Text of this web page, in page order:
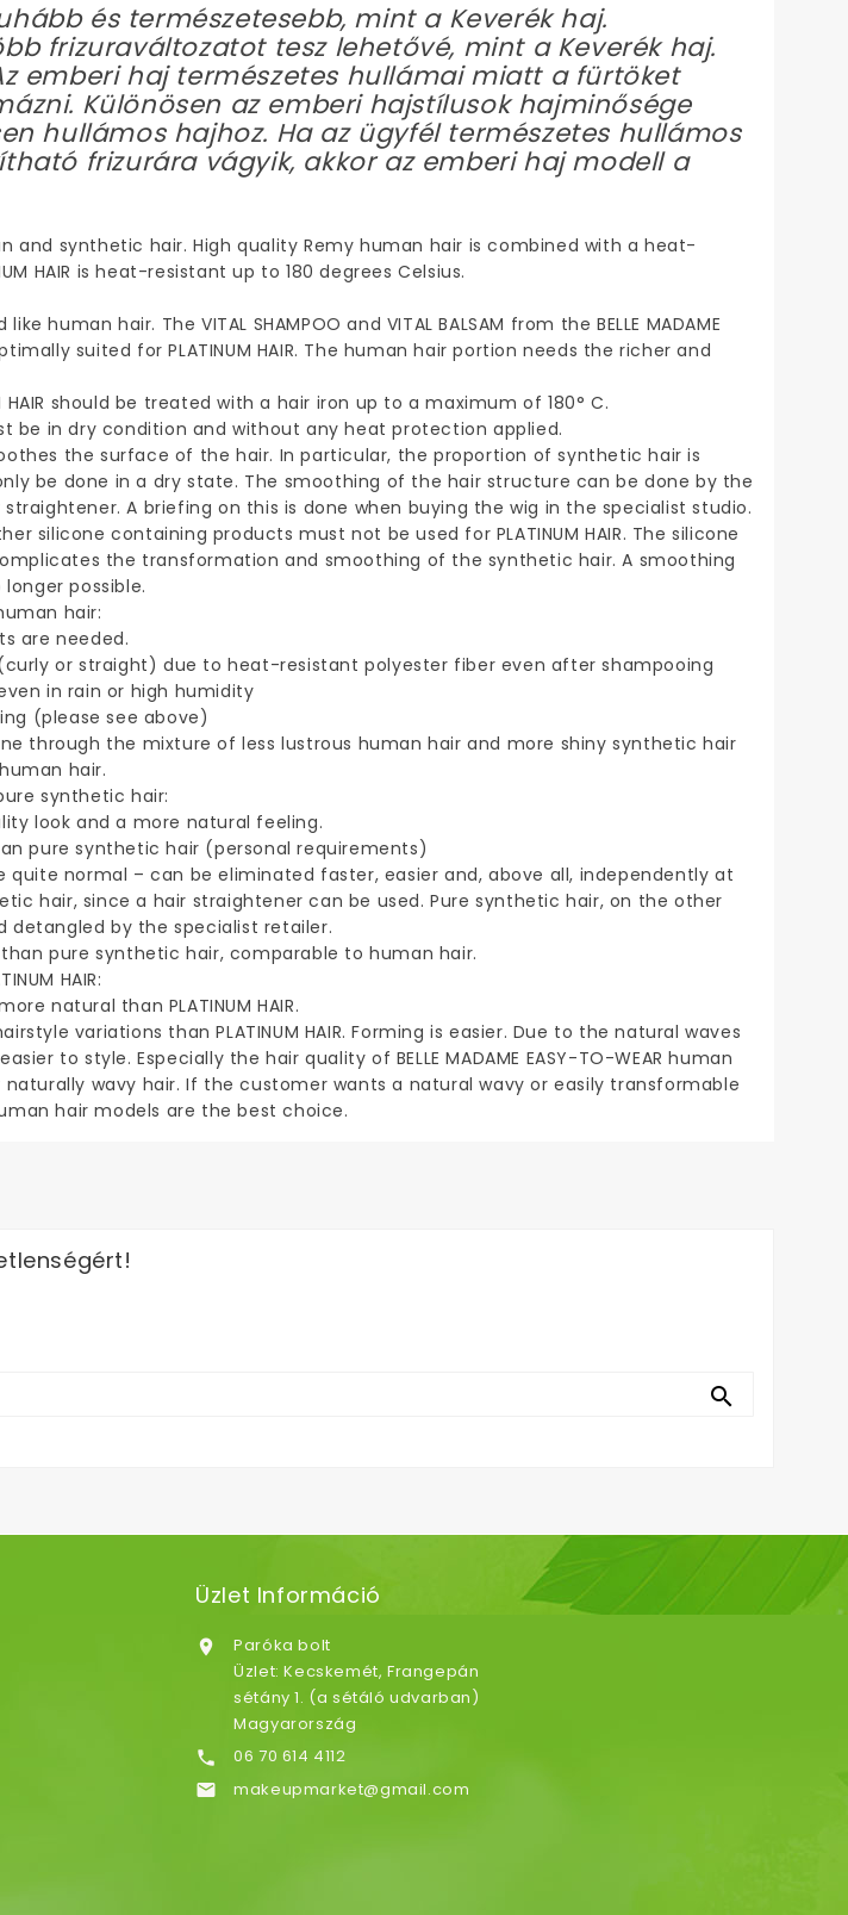
és természetesebb, mint a Keverék haj.
frizuraváltozatot tesz lehetővé, mint a Keverék haj.
emberi haj természetes hullámai miatt a fürtöket
Különösen az emberi hajstílusok hajminősége
hullámos hajhoz. Ha az ügyfél természetes hullámos
frizurára vágyik, akkor az emberi haj modell a
and synthetic hair. High quality Remy human hair is combined with a heat-
HAIR is heat-resistant up to 180 degrees Celsius.
like human hair. The VITAL SHAMPOO and VITAL BALSAM from the BELLE MADAME
suited for PLATINUM HAIR. The human hair portion needs the richer and
HAIR should be treated with a hair iron up to a maximum of 180° C.
be in dry condition and without any heat protection applied.
the surface of the hair. In particular, the proportion of synthetic hair is
be done in a dry state. The smoothing of the hair structure can be done by the
A briefing on this is done when buying the wig in the specialist studio.
other silicone containing products must not be used for PLATINUM HAIR. The silicone
the transformation and smoothing of the synthetic hair. A smoothing
longer possible.
hair:
are needed.
(curly or straight) due to heat-resistant polyester fiber even after shampooing
even in rain or high humidity
(please see above)
through the mixture of less lustrous human hair and more shiny synthetic hair
hair.
synthetic hair:
look and a more natural feeling.
pure synthetic hair (personal requirements)
quite normal – can be eliminated faster, easier and, above all, independently at
hair, since a hair straightener can be used. Pure synthetic hair, on the other
detangled by the specialist retailer.
than pure synthetic hair, comparable to human hair.
HAIR:
natural than PLATINUM HAIR.
variations than PLATINUM HAIR. Forming is easier. Due to the natural waves
to style. Especially the hair quality of BELLE MADAME EASY-TO-WEAR human
wavy hair. If the customer wants a natural wavy or easily transformable
hair models are the best choice.

Üzlet Információ

Paróka bolt
Üzlet: Kecskemét, Frangepán
sétány 1. (a sétáló udvarban)
Magyarország
 06 70 614 4112
 makeupmarket@gmail.com